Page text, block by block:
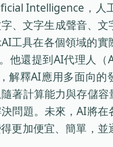
Intelligence，人
、文字生成聲音、文
工具在各個領域的實
他還提到AI代理人（
解釋AI應用多面向的
著計算能力與存儲
問題。未來，AI將在
更加便宜、簡單，並